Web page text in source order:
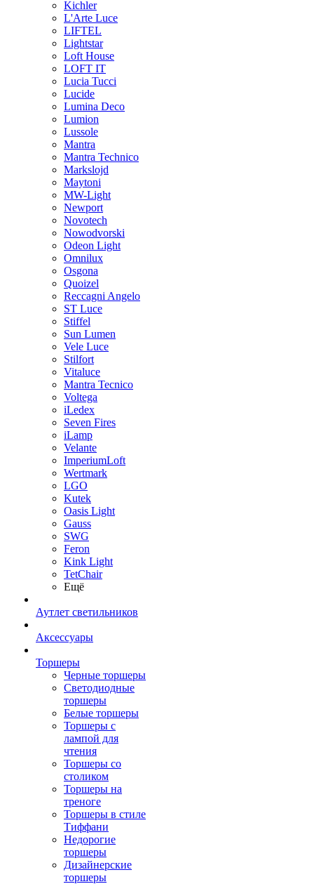
Kichler
L'Arte Luce
LIFTEL
Lightstar
Loft House
LOFT IT
Lucia Tucci
Lucide
Lumina Deco
Lumion
Lussole
Mantra
Mantra Technico
Markslojd
Maytoni
MW-Light
Newport
Novotech
Nowodvorski
Odeon Light
Omnilux
Osgona
Quoizel
Reccagni Angelo
ST Luce
Stiffel
Sun Lumen
Vele Luce
Stilfort
Vitaluce
Mantra Tecnico
Voltega
iLedex
Seven Fires
iLamp
Velante
ImperiumLoft
Wertmark
LGO
Kutek
Oasis Light
Gauss
SWG
Feron
Kink Light
TetСhair
Ещё
Аутлет светильников
Аксессуары
Торшеры
Черные торшеры
Светодиодные
торшеры
Белые торшеры
Торшеры с
лампой для
чтения
Торшеры со
столиком
Торшеры на
треноге
Торшеры в стиле
Тиффани
Недорогие
торшеры
Дизайнерские
торшеры